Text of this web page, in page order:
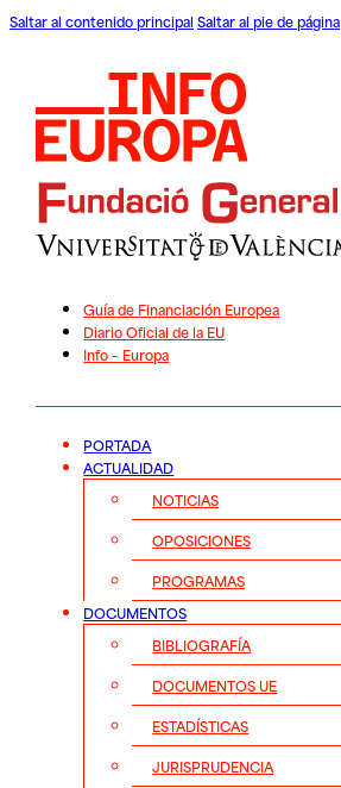
Saltar al contenido principal Saltar al pie de página
Guía de Financiación Europea
Diario Oficial de la EU
Info – Europa
PORTADA
ACTUALIDAD
NOTICIAS
OPOSICIONES
PROGRAMAS
DOCUMENTOS
BIBLIOGRAFÍA
DOCUMENTOS UE
ESTADÍSTICAS
JURISPRUDENCIA